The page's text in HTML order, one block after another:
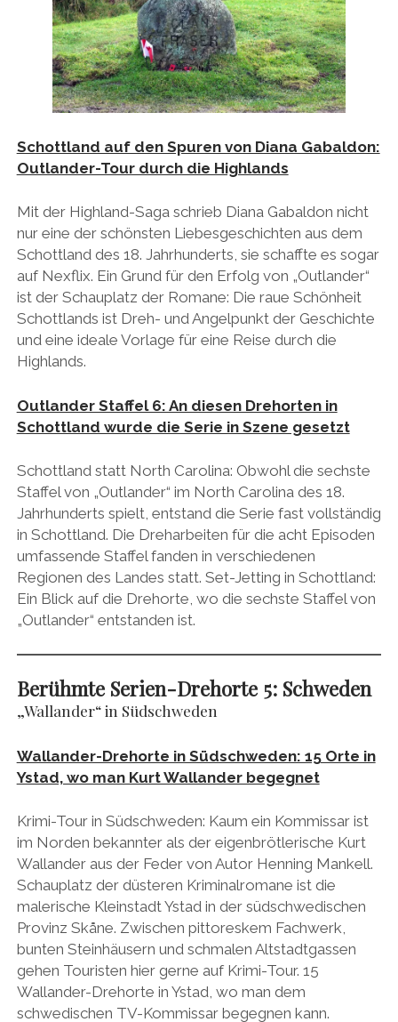
Schottland auf den Spuren von Diana Gabaldon:
Outlander-Tour durch die Highlands
Mit der Highland-Saga schrieb Diana Gabaldon nicht
nur eine der schönsten Liebesgeschichten aus dem
Schottland des 18. Jahrhunderts, sie schaffte es sogar
auf Nexflix. Ein Grund für den Erfolg von „Outlander“
ist der Schauplatz der Romane: Die raue Schönheit
Schottlands ist Dreh- und Angelpunkt der Geschichte
und eine ideale Vorlage für eine Reise durch die
Highlands.
Outlander Staffel 6: An diesen Drehorten in
Schottland wurde die Serie in Szene gesetzt
Schottland statt North Carolina: Obwohl die sechste
Staffel von „Outlander“ im North Carolina des 18.
Jahrhunderts spielt, entstand die Serie fast vollständig
in Schottland. Die Dreharbeiten für die acht Episoden
umfassende Staffel fanden in verschiedenen
Regionen des Landes statt. Set-Jetting in Schottland:
Ein Blick auf die Drehorte, wo die sechste Staffel von
„Outlander“ entstanden ist.
Berühmte Serien-Drehorte 5: Schweden
„Wallander“ in Südschweden
Wallander-Drehorte in Südschweden: 15 Orte in
Ystad, wo man Kurt Wallander begegnet
Krimi-Tour in Südschweden: Kaum ein Kommissar ist
im Norden bekannter als der eigenbrötlerische Kurt
Wallander aus der Feder von Autor Henning Mankell.
Schauplatz der düsteren Kriminalromane ist die
malerische Kleinstadt Ystad in der südschwedischen
Provinz Skåne. Zwischen pittoreskem Fachwerk,
bunten Steinhäusern und schmalen Altstadtgassen
gehen Touristen hier gerne auf Krimi-Tour. 15
Wallander-Drehorte in Ystad, wo man dem
schwedischen TV-Kommissar begegnen kann.